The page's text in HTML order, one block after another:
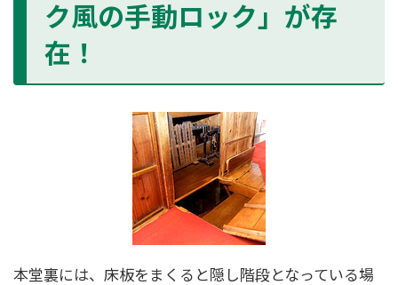
ク風の手動ロック」が存
在！
本堂裏には、床板をまくると隠し階段となっている場